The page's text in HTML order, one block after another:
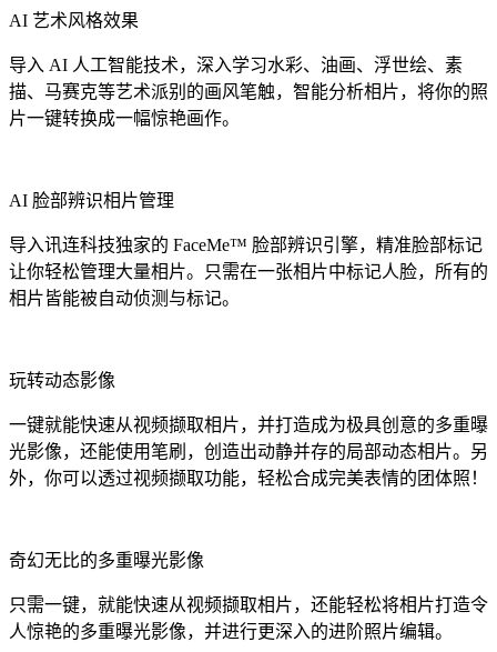
AI 艺术风格效果
导入 AI 人工智能技术，深入学习水彩、油画、浮世绘、素
描、马赛克等艺术派别的画风笔触，智能分析相片，将你的照
片一键转换成一幅惊艳画作。
AI 脸部辨识相片管理
导入讯连科技独家的 FaceMe™ 脸部辨识引擎，精准脸部标记
让你轻松管理大量相片。只需在一张相片中标记人脸，所有的
相片皆能被自动侦测与标记。
玩转动态影像
一键就能快速从视频撷取相片，并打造成为极具创意的多重曝
光影像，还能使用笔刷，创造出动静并存的局部动态相片。另
外，你可以透过视频撷取功能，轻松合成完美表情的团体照！
奇幻无比的多重曝光影像
只需一键，就能快速从视频撷取相片，还能轻松将相片打造令
人惊艳的多重曝光影像，并进行更深入的进阶照片编辑。